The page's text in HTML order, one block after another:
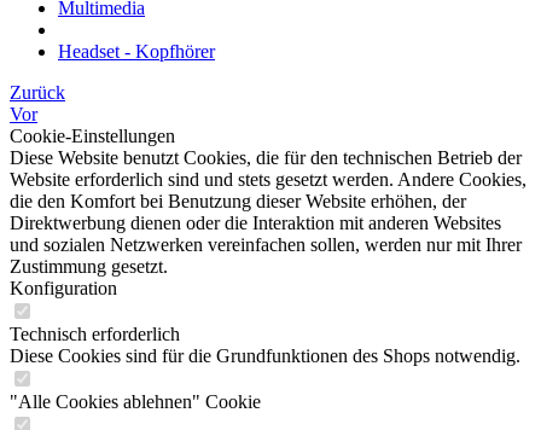
Multimedia
Headset - Kopfhörer
Zurück
Vor
Cookie-Einstellungen
Diese Website benutzt Cookies, die für den technischen Betrieb der
Website erforderlich sind und stets gesetzt werden. Andere Cookies,
die den Komfort bei Benutzung dieser Website erhöhen, der
Direktwerbung dienen oder die Interaktion mit anderen Websites
und sozialen Netzwerken vereinfachen sollen, werden nur mit Ihrer
Zustimmung gesetzt.
Konfiguration
Technisch erforderlich
Diese Cookies sind für die Grundfunktionen des Shops notwendig.
"Alle Cookies ablehnen" Cookie